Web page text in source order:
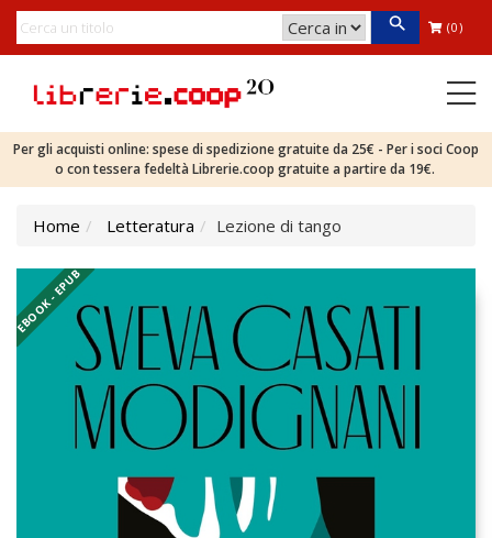
(0)
Per gli acquisti online: spese di spedizione gratuite da 25€ - Per i soci Coop
o con tessera fedeltà Librerie.coop gratuite a partire da 19€.
Home Letteratura Lezione di tango
EBOOK - EPUB